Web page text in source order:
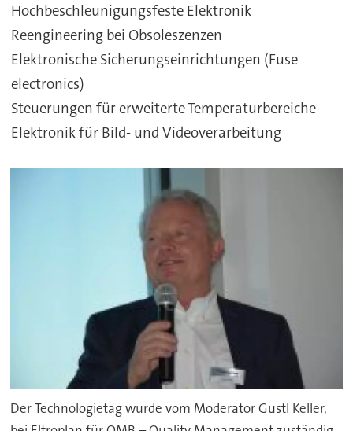
Hochbeschleunigungsfeste Elektronik
Reengineering bei Obsoleszenzen
Elektronische Sicherungseinrichtungen (Fuse
electronics)
Steuerungen für erweiterte Temperaturbereiche
Elektronik für Bild- und Videoverarbeitung
Der Technologietag wurde vom Moderator Gustl Keller,